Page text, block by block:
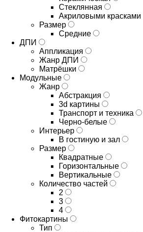
Стеклянная
Акриловыми красками
Размер
Средние
ДПИ
Аппликация
Жанр ДПИ
Матрёшки
Модульные
Жанр
Абстракция
3d картины
Транспорт и техника
Черно-белые
Интерьер
В гостиную и зал
Размер
Квадратные
Горизонтальные
Вертикальные
Количество частей
2
3
4
Фитокартины
Тип